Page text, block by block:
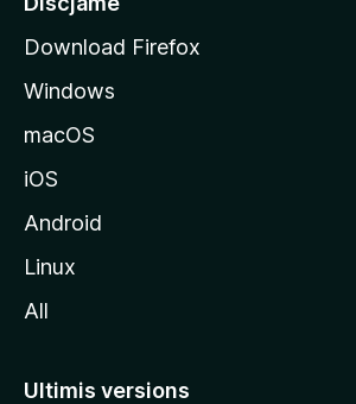
d
a
î
t
z
l
Download Firefox
Windows
macOS
iOS
Android
Linux
All
Ultimis versions